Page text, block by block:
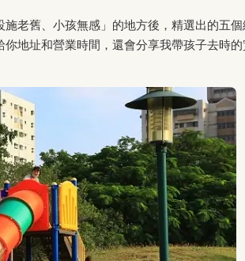
老舊、小孩無感」的地方後，精選出的五
地址和營業時間，還會分享我帶孩子去時